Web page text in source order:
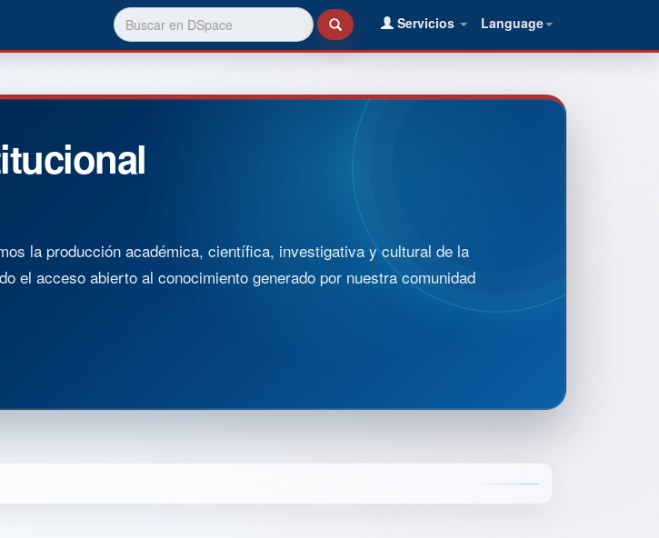
Language
Servicios
la producción académica, científica, investigativa y cultural de la
el acceso abierto al conocimiento generado por nuestra comunidad